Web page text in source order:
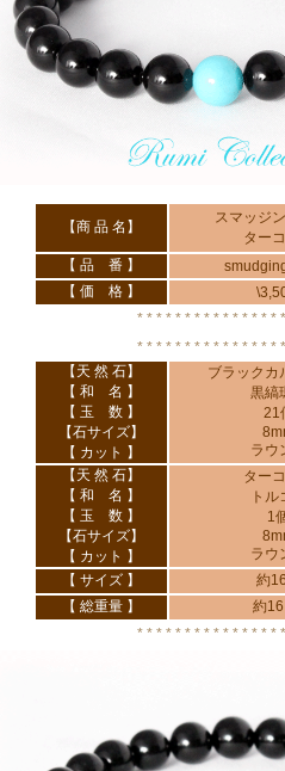
【商 品 名】
スマッジ
ター
【 品 番 】
【 価 格 】
* * * * * * * * * * * * * * *
* * * * * * * * * * * * * * *
【天 然 石】
【 和 名 】
【 玉 数 】
【石サイズ】
【 カット 】
ブラックカ
黒縞
21
ラウ
【天 然 石】
【 和 名 】
【 玉 数 】
【石サイズ】
【 カット 】
ター
トル
1
ラウ
【 サイズ 】
約
【 総重量 】
約
* * * * * * * * * * * * * * *